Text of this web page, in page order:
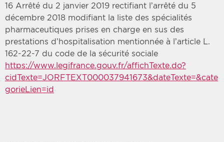
16 Arrêté du 2 janvier 2019 rectifiant l’arrêté du 5
décembre 2018 modifiant la liste des spécialités
pharmaceutiques prises en charge en sus des
prestations d’hospitalisation mentionnée à l’article L.
162-22-7 du code de la sécurité sociale
https://www.legifrance.gouv.fr/affichTexte.do?
cidTexte=JORFTEXT000037941673&dateTexte=&cate
gorieLien=id